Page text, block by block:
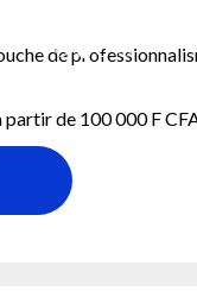
de
de 100 000 F